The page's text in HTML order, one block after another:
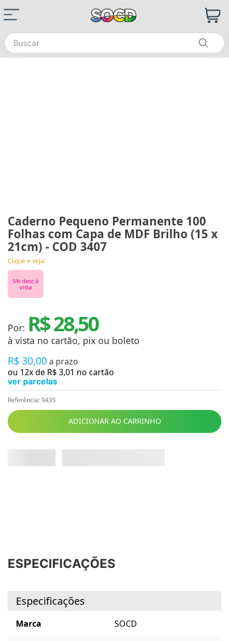
Buscar
Caderno Pequeno Permanente 100
Folhas com Capa de MDF Brilho (15 x
21cm) - COD 3407
Clique e veja!
5% desc à
vista
Por: R$ 28,50
à vista no cartão, pix ou boleto
R$ 30,00 a prazo
ou 12x de R$3,01 no cartão
ver parcelas
Referência:9435
ADICIONAR AO CARRINHO
ESPECIFICAÇÕES
Especificações
Marca SOCD